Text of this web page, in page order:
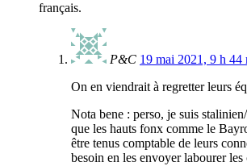
français.
P&C 19 mai 2021, 9 h 44
On en viendrait à regretter leurs
Nota bene : perso, je suis
que les hauts fonx comme le
être tenus comptable de leurs
besoin en les envoyer labourer les